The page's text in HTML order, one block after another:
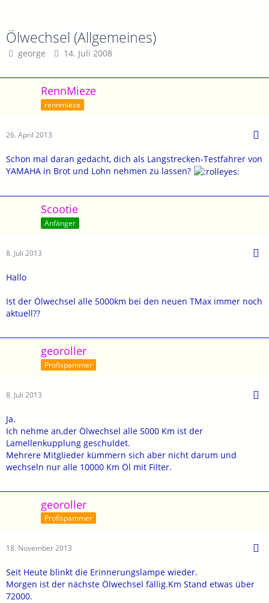
Ölwechsel (Allgemeines)
george 14. Juli 2008
RennMieze
rennmieze
26. April 2013
Schon mal daran gedacht, dich als Langstrecken-Testfahrer von
YAMAHA in Brot und Lohn nehmen zu lassen?
Scootie
Anfänger
8. Juli 2013
Hallo
Ist der Ölwechsel alle 5000km bei den neuen TMax immer noch
aktuell??
georoller
Profispammer
8. Juli 2013
Ja.
Ich nehme an,der Ölwechsel alle 5000 Km ist der
Lamellenkupplung geschuldet.
Mehrere Mitglieder kümmern sich aber nicht darum und
wechseln nur alle 10000 Km Öl mit Filter.
georoller
Profispammer
18. November 2013
Seit Heute blinkt die Erinnerungslampe wieder.
Morgen ist der nächste Ölwechsel fällig.Km Stand etwas über
72000.